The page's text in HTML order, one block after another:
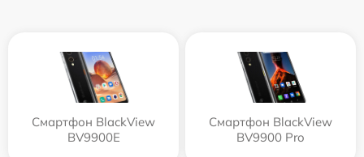
Смартфон BlackView
BV9900E
Смартфон BlackView
BV9900 Pro